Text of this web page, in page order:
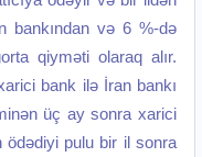
bankından və 6 %-də
qiyməti olaraq alır.
bank ilə İran bankı
üç ay sonra xarici
ödədiyi pulu bir il sonra